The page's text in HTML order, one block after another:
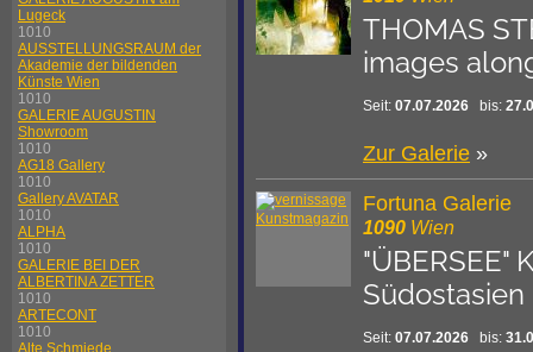
Lugeck
1010
AUSSTELLUNGSRAUM der
Akademie der bildenden
Künste Wien
1010
GALERIE AUGUSTIN
Showroom
1010
AG18 Gallery
1010
Gallery AVATAR
1010
ALPHA
1010
GALERIE BEI DER
ALBERTINA ZETTER
1010
ARTECONT
1010
Alte Schmiede
THOMAS
images
Seit: 07.07.2026 bis:
Zur Galerie »
Fortuna Galerie
1090 Wien
"ÜBERSEE"
Südostasien
Seit: 07.07.2026 bis: